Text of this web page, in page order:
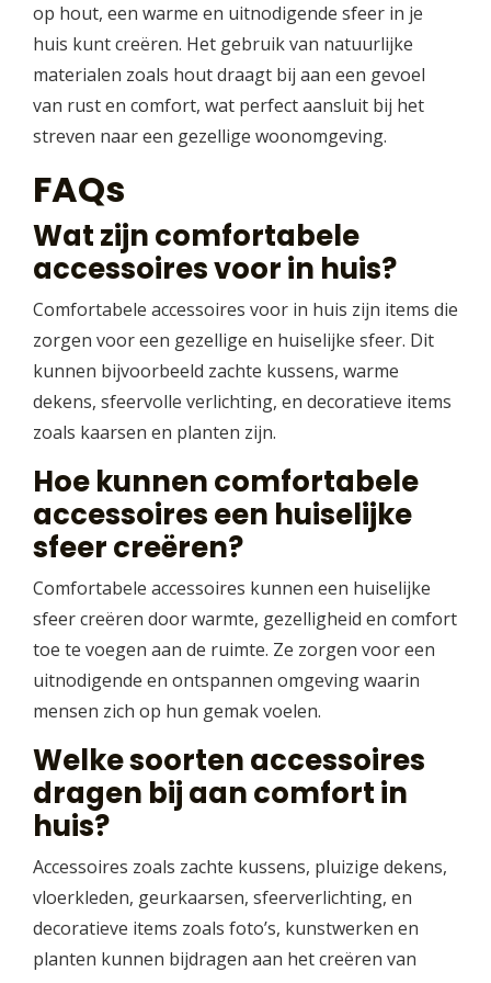
op hout, een warme en uitnodigende sfeer in je
huis kunt creëren. Het gebruik van natuurlijke
materialen zoals hout draagt bij aan een gevoel
van rust en comfort, wat perfect aansluit bij het
streven naar een gezellige woonomgeving.
FAQs
Wat zijn comfortabele
accessoires voor in huis?
Comfortabele accessoires voor in huis zijn items die
zorgen voor een gezellige en huiselijke sfeer. Dit
kunnen bijvoorbeeld zachte kussens, warme
dekens, sfeervolle verlichting, en decoratieve items
zoals kaarsen en planten zijn.
Hoe kunnen comfortabele
accessoires een huiselijke
sfeer creëren?
Comfortabele accessoires kunnen een huiselijke
sfeer creëren door warmte, gezelligheid en comfort
toe te voegen aan de ruimte. Ze zorgen voor een
uitnodigende en ontspannen omgeving waarin
mensen zich op hun gemak voelen.
Welke soorten accessoires
dragen bij aan comfort in
huis?
Accessoires zoals zachte kussens, pluizige dekens,
vloerkleden, geurkaarsen, sfeerverlichting, en
decoratieve items zoals foto’s, kunstwerken en
planten kunnen bijdragen aan het creëren van